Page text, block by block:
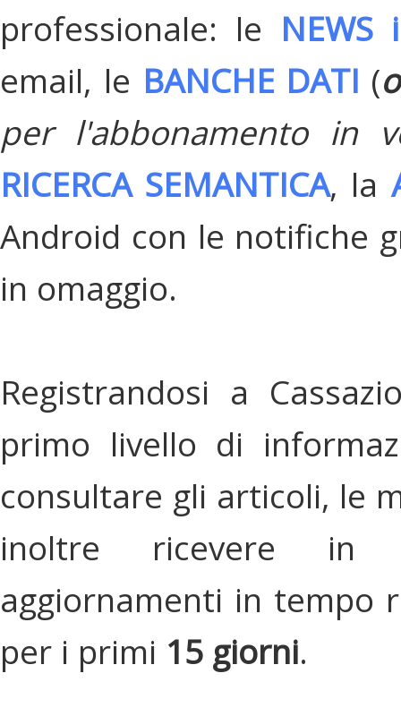
professionale: le
email, le BANCHE DATI (
per l'abbonamento in
RICERCA SEMANTICA, la
Android con le notifiche
in omaggio.
Registrandosi a
primo livello di
consultare gli articoli, le
inoltre ricevere in
aggiornamenti in tempo
per i primi 15 giorni.